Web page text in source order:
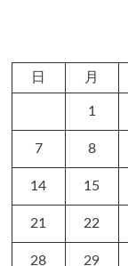
日 月
1
7 8
14 15
21 22
28 29